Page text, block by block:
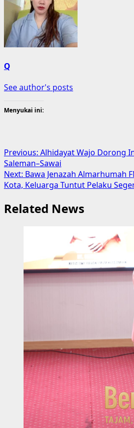
Q
See author's posts
Menyukai ini:
Post
navigation
Previous: Alhidayat Wajo Dorong
Saleman–Sawai
Next: Bawa Jenazah Almarhumah
Kota, Keluarga Tuntut Pelaku
Related News